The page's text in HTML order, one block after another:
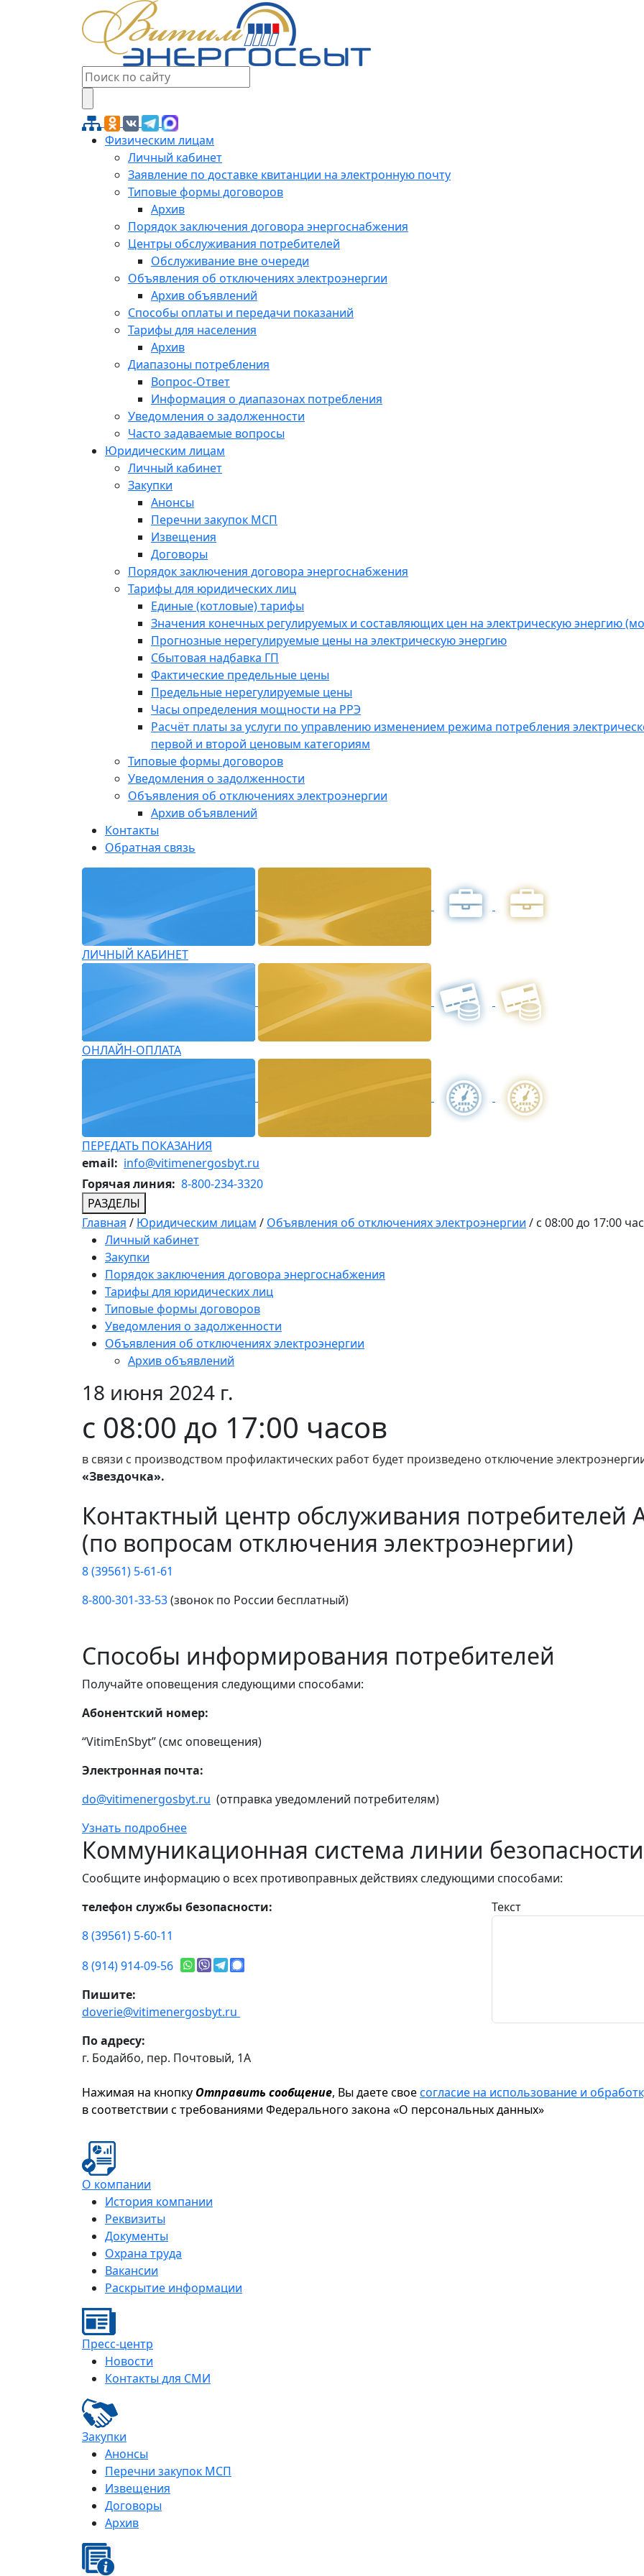
Физическим лицам
Личный кабинет
Заявление по доставке квитанции на электронную почту
Типовые формы договоров
Архив
Порядок заключения договора энергоснабжения
Центры обслуживания потребителей
Обслуживание вне очереди
Объявления об отключениях электроэнергии
Архив объявлений
Способы оплаты и передачи показаний
Тарифы для населения
Архив
Диапазоны потребления
Вопрос-Ответ
Информация о диапазонах потребления
Уведомления о задолженности
Часто задаваемые вопросы
Юридическим лицам
Личный кабинет
Закупки
Анонсы
Перечни закупок МСП
Извещения
Договоры
Порядок заключения договора энергоснабжения
Тарифы для юридических лиц
Единые (котловые) тарифы
Значения конечных регулируемых и составляющих цен на электрическую энергию
Прогнозные нерегулируемые цены на электрическую энергию
Сбытовая надбавка ГП
Фактические предельные цены
Предельные нерегулируемые цены
Часы определения мощности на РРЭ
Расчёт платы за услуги по управлению изменением режима потребления
первой и второй ценовым категориям
Типовые формы договоров
Уведомления о задолженности
Объявления об отключениях электроэнергии
Архив объявлений
Контакты
Обратная связь
ЛИЧНЫЙ КАБИНЕТ
ОНЛАЙН-ОПЛАТА
ПЕРЕДАТЬ ПОКАЗАНИЯ
email: info@vitimenergosbyt.ru
Горячая линия: 8-800-234-3320
РАЗДЕЛЫ
Главная / Юридическим лицам / Объявления об отключениях электроэнергии / с 08:00 до 17:00
Личный кабинет
Закупки
Порядок заключения договора энергоснабжения
Тарифы для юридических лиц
Типовые формы договоров
Уведомления о задолженности
Объявления об отключениях электроэнергии
Архив объявлений
18 июня 2024 г.
с 08:00 до 17:00 часов
в связи с производством профилактических работ будет произведено отключение
«Звездочка».
Контактный центр обслуживания потребителей
(по вопросам отключения электроэнергии)
8 (39561) 5-61-61
8-800-301-33-53(звонок по России бесплатный)
Способы информирования потребителей
Получайте оповещения следующими способами:
Абонентский номер:
“VitimEnSbyt” (смс оповещения)
Электронная почта:
do@vitimenergosbyt.ru (отправка уведомлений потребителям)
Узнать подробнее
Коммуникационная система линии безопасности
Сообщите информацию о всех противоправных действиях следующими способами:
телефон службы безопасности:
8 (39561) 5-60-11
8 (914) 914-09-56
Пишите:
doverie@vitimenergosbyt.ru
По адресу:
г. Бодайбо, пер. Почтовый, 1А
Текст
Нажимая на кнопку Отправить сообщение, Вы даете своесогласие на использование и
в соответствии с требованиями Федерального закона «О персональных данных»
О компании
История компании
Реквизиты
Документы
Охрана труда
Вакансии
Раскрытие информации
Пресс-центр
Новости
Контакты для СМИ
Закупки
Анонсы
Перечни закупок МСП
Извещения
Договоры
Архив